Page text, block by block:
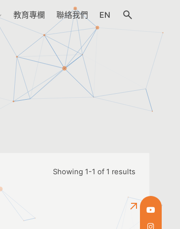
教育專欄 聯絡我們 EN
Showing 1-1 of 1 results